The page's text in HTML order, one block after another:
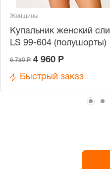
Женщины
Купальник женский
LS 99-604 (полушорты)
6 780 Р 4 960 Р
Быстрый заказ